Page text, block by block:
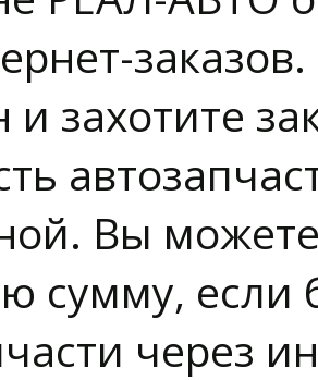
и захотите
Вы
сумму, если
через